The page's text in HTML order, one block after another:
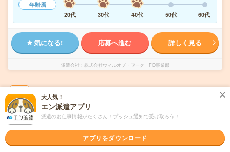
年齢層
20代
30代 40代 50代 60代
気になる! 応募へ進む 詳しく見る
派遣会社 株式会社ウィルオブ・ワーク FO事業部
《未経験歓迎》菓子工場補助スタッフ！車通
勤OK／送迎バス有_H140207
交通費別途支給あり 土日祝日が休み
大人気！
エン派遣アプリ
派遣のお仕事情報がたくさん！プッシュ通知で受け取ろう！
アプリをダウンロード